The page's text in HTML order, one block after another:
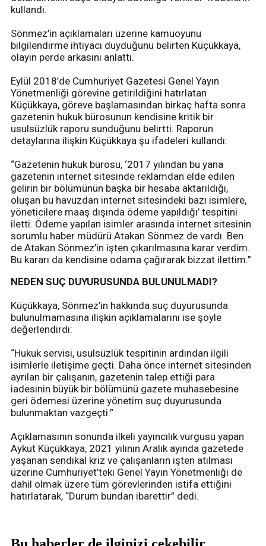
kullandı.
Sönmez’in açıklamaları üzerine kamuoyunu
bilgilendirme ihtiyacı duyduğunu belirten Küçükkaya,
olayın perde arkasını anlattı.
Eylül 2018’de Cumhuriyet Gazetesi Genel Yayın
Yönetmenliği görevine getirildiğini hatırlatan
Küçükkaya, göreve başlamasından birkaç hafta sonra
gazetenin hukuk bürosunun kendisine kritik bir
usulsüzlük raporu sunduğunu belirtti. Raporun
detaylarına ilişkin Küçükkaya şu ifadeleri kullandı:
“Gazetenin hukuk bürosu, ‘2017 yılından bu yana
gazetenin internet sitesinde reklamdan elde edilen
gelirin bir bölümünün başka bir hesaba aktarıldığı,
oluşan bu havuzdan internet sitesindeki bazı isimlere,
yöneticilere maaş dışında ödeme yapıldığı’ tespitini
iletti. Ödeme yapılan isimler arasında internet sitesinin
sorumlu haber müdürü Atakan Sönmez de vardı. Ben
de Atakan Sönmez’in işten çıkarılmasına karar verdim.
Bu kararı da kendisine odama çağırarak bizzat ilettim.”
NEDEN SUÇ DUYURUSUNDA BULUNULMADI?
Küçükkaya, Sönmez’in hakkında suç duyurusunda
bulunulmamasına ilişkin açıklamalarını ise şöyle
değerlendirdi:
“Hukuk servisi, usulsüzlük tespitinin ardından ilgili
isimlerle iletişime geçti. Daha önce internet sitesinden
ayrılan bir çalışanın, gazetenin talep ettiği para
iadesinin büyük bir bölümünü gazete muhasebesine
geri ödemesi üzerine yönetim suç duyurusunda
bulunmaktan vazgeçti.”
Açıklamasının sonunda ilkeli yayıncılık vurgusu yapan
Aykut Küçükkaya, 2021 yılının Aralık ayında gazetede
yaşanan sendikal kriz ve çalışanların işten atılması
üzerine Cumhuriyet’teki Genel Yayın Yönetmenliği de
dahil olmak üzere tüm görevlerinden istifa ettiğini
hatırlatarak, “Durum bundan ibarettir” dedi.